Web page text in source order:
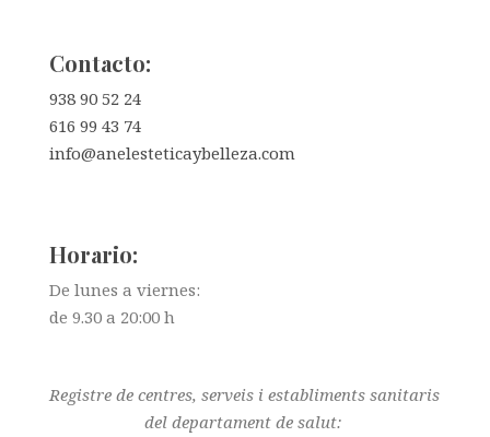
Contacto:
938 90 52 24
616 99 43 74
info@anelesteticaybelleza.com
Horario:
De lunes a viernes:
de 9.30 a 20:00 h
Registre de centres, serveis i establiments sanitaris
del departament de salut: